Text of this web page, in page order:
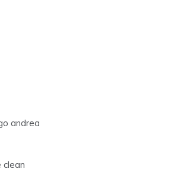
andrea